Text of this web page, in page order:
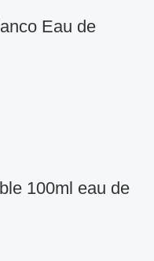
Eau de
100ml eau de